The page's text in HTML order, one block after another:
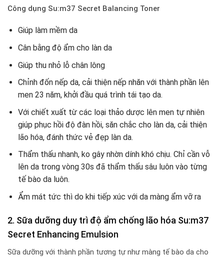
Công dụng Su:m37 Secret Balancing Toner
Giúp làm mềm da
Cân bằng độ ẩm cho làn da
Giúp thu nhỏ lỗ chân lông
Chỉnh đốn nếp da, cải thiện nếp nhăn với thành phần lên
men 23 năm, khởi đầu quá trình tái tạo da.
Với chiết xuất từ các loại thảo dược lên men tự nhiên
giúp phục hồi độ đàn hồi, săn chắc cho làn da, cải thiện
lão hóa, đánh thức vẻ đẹp làn da.
Thẩm thấu nhanh, ko gây nhờn dính khó chịu. Chỉ cần vỗ
lên da trong vòng 30s đã thẩm thấu sâu luôn vào từng
tế bào da luôn.
Ẩm mát tức thì do khi tiếp xúc với da màng ẩm vỡ ra
2. Sữa dưỡng duy trì độ ẩm chống lão hóa Su:m37
Secret Enhancing Emulsion
Sữa dưỡng với thành phần tương tự như màng tế bào da cho